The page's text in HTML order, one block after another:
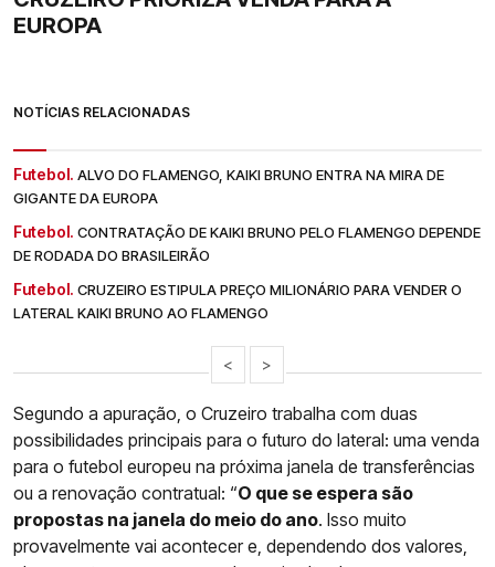
EUROPA
NOTÍCIAS RELACIONADAS
Futebol. ALVO DO FLAMENGO, KAIKI BRUNO ENTRA NA MIRA DE
GIGANTE DA EUROPA
Futebol. CONTRATAÇÃO DE KAIKI BRUNO PELO FLAMENGO DEPENDE
DE RODADA DO BRASILEIRÃO
Futebol. CRUZEIRO ESTIPULA PREÇO MILIONÁRIO PARA VENDER O
LATERAL KAIKI BRUNO AO FLAMENGO
< >
Segundo a apuração, o Cruzeiro trabalha com duas
possibilidades principais para o futuro do lateral: uma venda
para o futebol europeu na próxima janela de transferências
ou a renovação contratual: “O que se espera são
propostas na janela do meio do ano. Isso muito
provavelmente vai acontecer e, dependendo dos valores,